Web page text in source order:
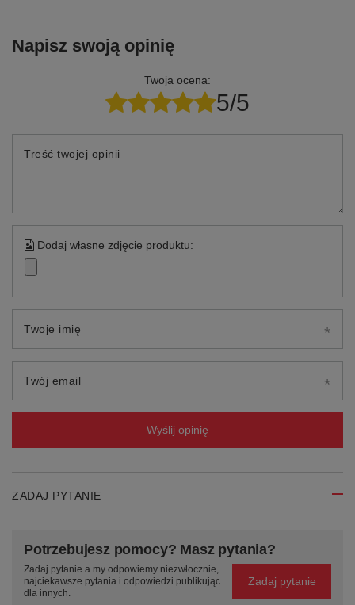
Napisz swoją opinię
Twoja ocena:
5/5
Treść twojej opinii
Dodaj własne zdjęcie produktu:
Twoje imię
Twój email
Wyślij opinię
ZADAJ PYTANIE
Potrzebujesz pomocy? Masz pytania?
Zadaj pytanie a my odpowiemy niezwłocznie,
najciekawsze pytania i odpowiedzi publikując
dla innych.
Zadaj pytanie